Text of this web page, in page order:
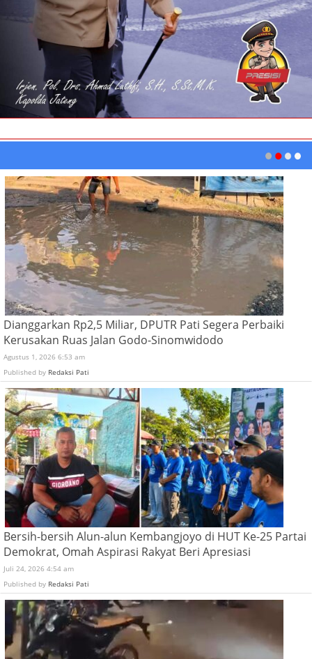
Dianggarkan Rp2,5 Miliar, DPUTR Pati Segera Perbaiki
Kerusakan Ruas Jalan Godo-Sinomwidodo
Agustus 1, 2026 6:53 am
Published by Redaksi Pati
Bersih-bersih Alun-alun Kembangjoyo di HUT Ke-25 Partai
Demokrat, Omah Aspirasi Rakyat Beri Apresiasi
Juli 24, 2026 4:54 am
Published by Redaksi Pati